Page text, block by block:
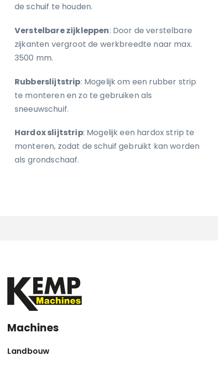
de schuif te houden.
Verstelbare zijkleppen: Door de verstelbare
zijkanten vergroot de werkbreedte naar max.
3500 mm.
Rubberslijtstrip: Mogelijk om een rubber strip
te monteren en zo te gebruiken als
sneeuwschuif.
Hardox slijtstrip: Mogelijk een hardox strip te
monteren, zodat de schuif gebruikt kan worden
als grondschaaf.
Machines
Landbouw